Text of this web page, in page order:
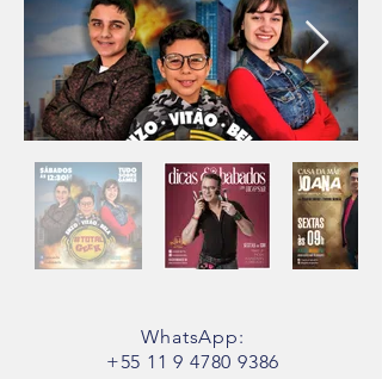
WhatsApp:
+55 11 9 4780 9386